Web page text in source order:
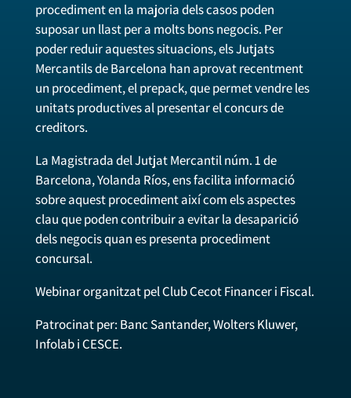
procediment en la majoria dels casos poden
suposar un llast per a molts bons negocis. Per
poder reduir aquestes situacions, els Jutjats
Mercantils de Barcelona han aprovat recentment
un procediment, el prepack, que permet vendre les
unitats productives al presentar el concurs de
creditors.
La Magistrada del Jutjat Mercantil núm. 1 de
Barcelona, Yolanda Ríos, ens facilita informació
sobre aquest procediment així com els aspectes
clau que poden contribuir a evitar la desaparició
dels negocis quan es presenta procediment
concursal.
Webinar organitzat pel Club Cecot Financer i Fiscal.
Patrocinat per: Banc Santander, Wolters Kluwer,
Infolab i CESCE.